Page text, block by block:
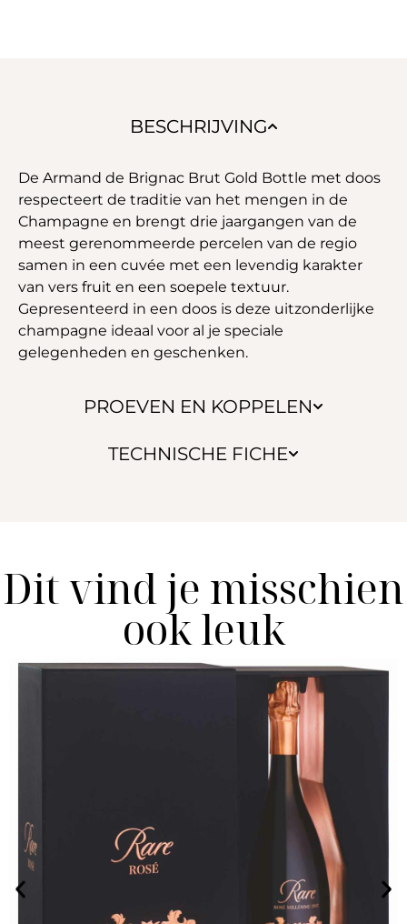
BESCHRIJVING
PROEVEN EN KOPPELEN
TECHNISCHE FICHE
De Armand de Brignac Brut Gold Bottle met doos
respecteert de traditie van het mengen in de
Champagne en brengt drie jaargangen van de
meest gerenommeerde percelen van de regio
samen in een cuvée met een levendig karakter
van vers fruit en een soepele textuur.
Gepresenteerd in een doos is deze uitzonderlijke
champagne ideaal voor al je speciale
gelegenheden en geschenken.
Dit vind je misschien
ook leuk